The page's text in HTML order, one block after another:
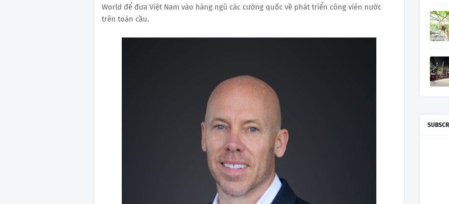
World để đưa Việt Nam vào hàng ngũ các cường quốc về phát triển công viên nước
trên toàn cầu.